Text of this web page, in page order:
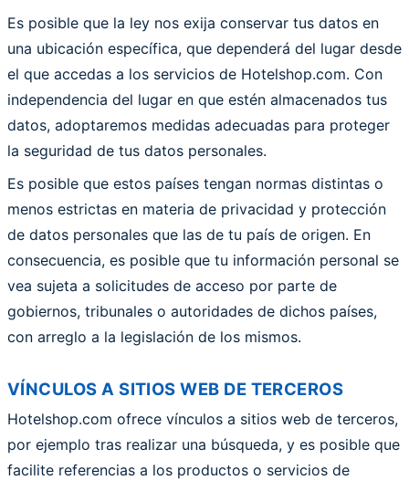
Es posible que la ley nos exija conservar tus datos en
una ubicación específica, que dependerá del lugar desde
el que accedas a los servicios de Hotelshop.com. Con
independencia del lugar en que estén almacenados tus
datos, adoptaremos medidas adecuadas para proteger
la seguridad de tus datos personales.
Es posible que estos países tengan normas distintas o
menos estrictas en materia de privacidad y protección
de datos personales que las de tu país de origen. En
consecuencia, es posible que tu información personal se
vea sujeta a solicitudes de acceso por parte de
gobiernos, tribunales o autoridades de dichos países,
con arreglo a la legislación de los mismos.
VÍNCULOS A SITIOS WEB DE TERCEROS
Hotelshop.com ofrece vínculos a sitios web de terceros,
por ejemplo tras realizar una búsqueda, y es posible que
facilite referencias a los productos o servicios de